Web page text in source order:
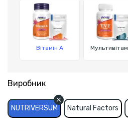
Вітамін A
Виробник
NUTRIVERSUM Natural Factors